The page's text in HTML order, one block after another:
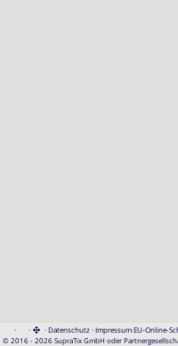
· · ·Datenschutz·Impressum EU-Online-
© 2016 - 2026 SupraTix GmbH oder